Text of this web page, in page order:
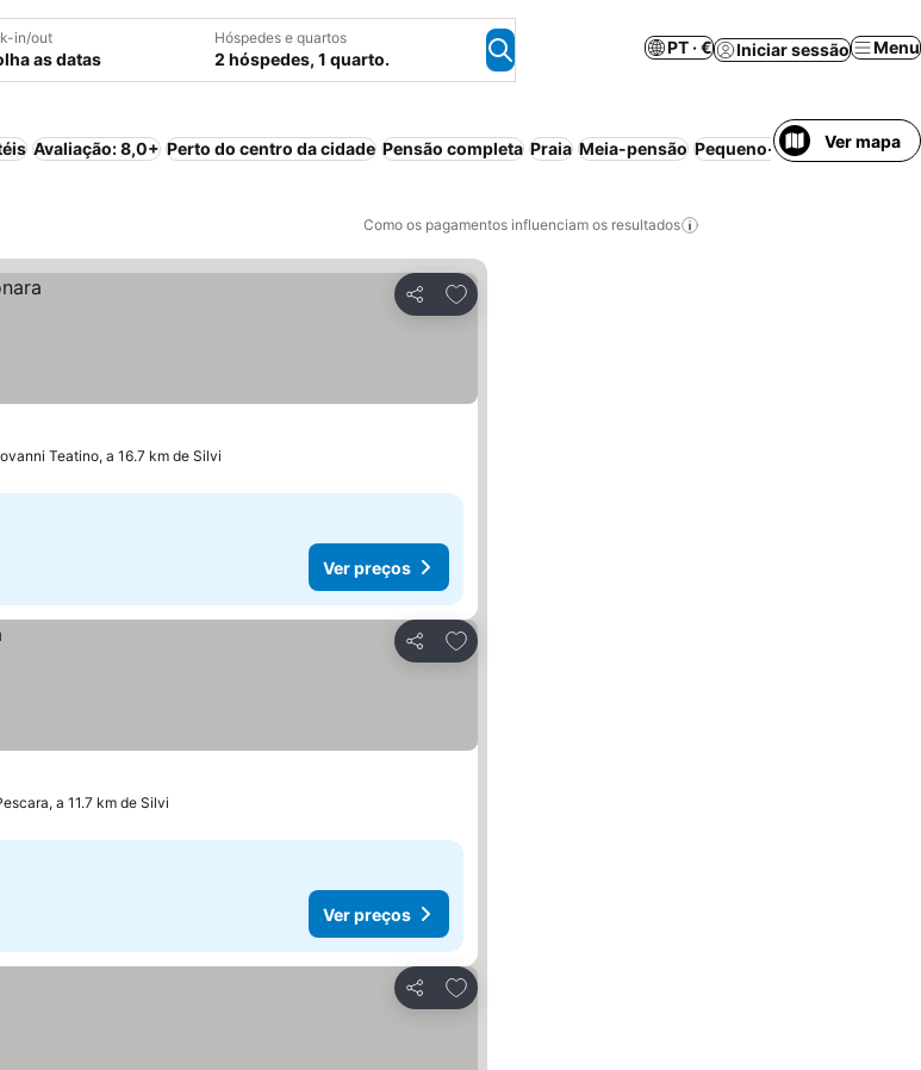
in/out
as datas
Hóspedes e quartos
2 hóspedes, 1 quarto.
PT · € Iniciar sessão Menu
Avaliação: 8,0+ Perto do centro da cidade Pensão completa Praia Meia-pensão Pequeno-almoço incluído
Ver mapa
Como os pagamentos influenciam os resultados
Partilhar
Adicionar aos favoritos
Teatino, a 16.7 km de Silvi
Ver preços
Partilhar
Adicionar aos favoritos
a 11.7 km de Silvi
Ver preços
Partilhar
Adicionar aos favoritos